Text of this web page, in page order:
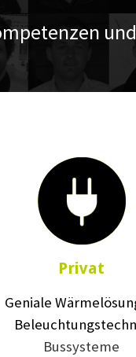
Privat
Geniale
Bussysteme